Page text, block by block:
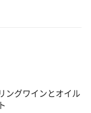
ングワインとオイル